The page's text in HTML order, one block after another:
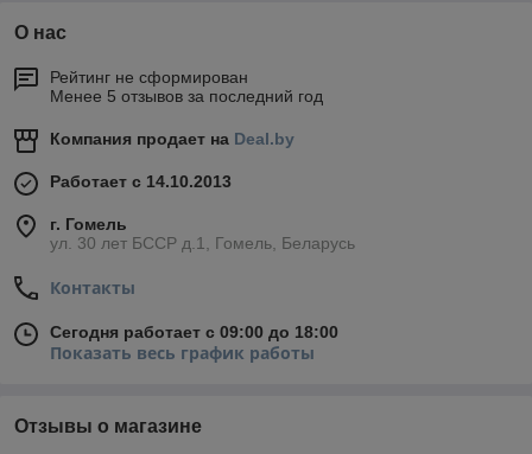
О нас
Рейтинг не сформирован
Менее 5 отзывов за последний год
Компания продает на Deal.by
Работает с 14.10.2013
г. Гомель
ул. 30 лет БССР д.1, Гомель, Беларусь
Контакты
Сегодня работает с 09:00 до 18:00
Показать весь график работы
Отзывы о магазине